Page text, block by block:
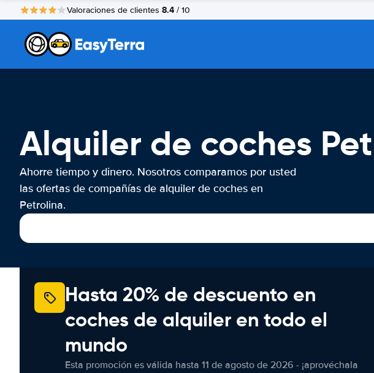
Valoraciones de clientes 8.4 / 10
Alquiler de coches
Ahorre tiempo y dinero. Nosotros comparamos por usted
las ofertas de compañías de alquiler de coches en
Petrolina.
Hasta 20% de descuento en
coches de alquiler en todo el
mundo
Esta promoción es válida hasta 11 de agosto de 2026 - ¡aprovéchala